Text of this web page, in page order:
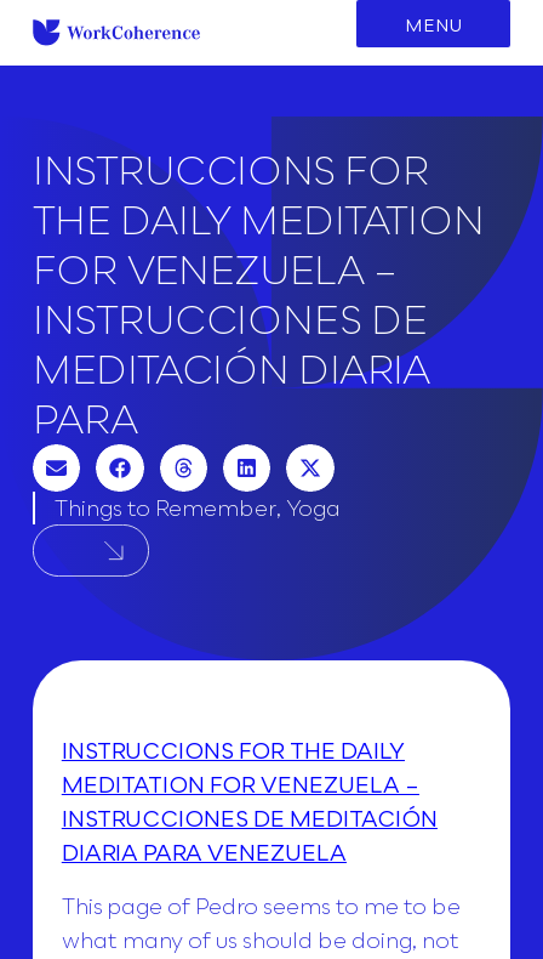
content
MENU
INSTRUCCIONS FOR
THE DAILY MEDITATION
FOR VENEZUELA –
INSTRUCCIONES DE
MEDITACIÓN DIARIA
PARA
Things to Remember, Yoga
INSTRUCCIONS FOR THE DAILY
MEDITATION FOR VENEZUELA –
INSTRUCCIONES DE MEDITACIÓN
DIARIA PARA VENEZUELA
This page of Pedro seems to me to be
what many of us should be doing, not